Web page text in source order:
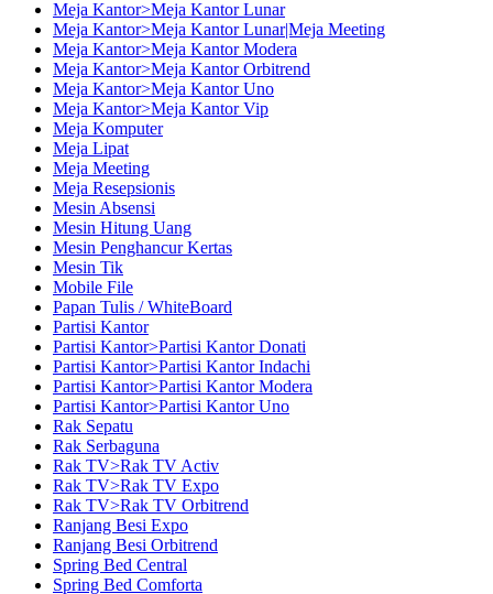
Meja Kantor>Meja Kantor Lunar
Meja Kantor>Meja Kantor Lunar|Meja Meeting
Meja Kantor>Meja Kantor Modera
Meja Kantor>Meja Kantor Orbitrend
Meja Kantor>Meja Kantor Uno
Meja Kantor>Meja Kantor Vip
Meja Komputer
Meja Lipat
Meja Meeting
Meja Resepsionis
Mesin Absensi
Mesin Hitung Uang
Mesin Penghancur Kertas
Mesin Tik
Mobile File
Papan Tulis / WhiteBoard
Partisi Kantor
Partisi Kantor>Partisi Kantor Donati
Partisi Kantor>Partisi Kantor Indachi
Partisi Kantor>Partisi Kantor Modera
Partisi Kantor>Partisi Kantor Uno
Rak Sepatu
Rak Serbaguna
Rak TV>Rak TV Activ
Rak TV>Rak TV Expo
Rak TV>Rak TV Orbitrend
Ranjang Besi Expo
Ranjang Besi Orbitrend
Spring Bed Central
Spring Bed Comforta